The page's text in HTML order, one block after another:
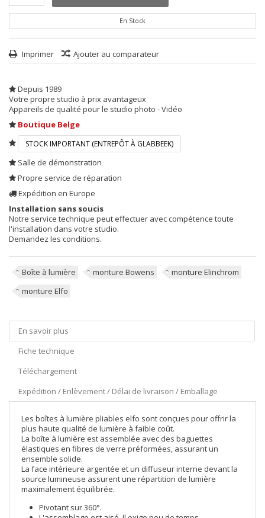
En Stock
Imprimer Ajouter au comparateur
Depuis 1989
Votre propre studio à prix avantageux
Appareils de qualité pour le studio photo - Vidéo
Boutique Belge
STOCK IMPORTANT (ENTREPÔT À GLABBEEK)
Salle de démonstration
Propre service de réparation
Expédition en Europe
Installation sans soucis
Notre service technique peut effectuer avec compétence toute
l'installation dans votre studio.
Demandez les conditions.
Boîte à lumière monture Bowens
monture Elinchrom
monture Elfo
En savoir plus
Fiche technique
Téléchargement
Expédition / Enlèvement / Délai de livraison / Emballage
Les boîtes à lumière pliables elfo sont conçues pour offrir la
plus haute qualité de lumière à faible coût.
La boîte à lumière est assemblée avec des baguettes
élastiques en fibres de verre préformées, assurant un
ensemble solide.
La face intérieure argentée et un diffuseur interne devant la
source lumineuse assurent une répartition de lumière
maximalement équilibrée.
Pivotant sur 360°.